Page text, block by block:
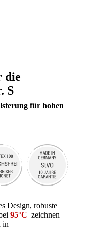
die
S
für hohen
Design, robuste
95°C zeichnen
in